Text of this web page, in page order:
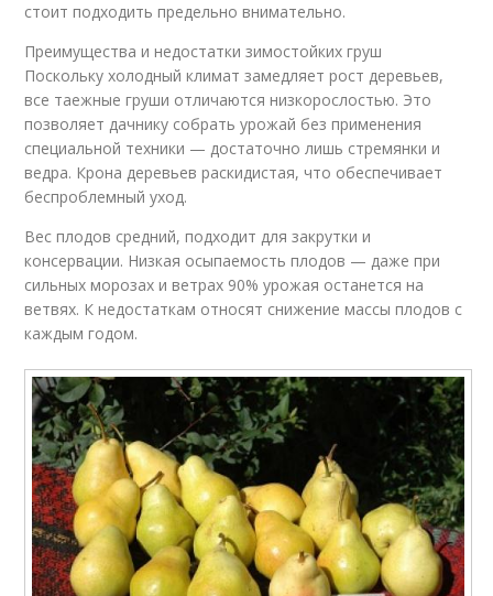
стоит подходить предельно внимательно.
Преимущества и недостатки зимостойких груш
Поскольку холодный климат замедляет рост деревьев,
все таежные груши отличаются низкорослостью. Это
позволяет дачнику собрать урожай без применения
специальной техники — достаточно лишь стремянки и
ведра. Крона деревьев раскидистая, что обеспечивает
беспроблемный уход.
Вес плодов средний, подходит для закрутки и
консервации. Низкая осыпаемость плодов — даже при
сильных морозах и ветрах 90% урожая останется на
ветвях. К недостаткам относят снижение массы плодов с
каждым годом.